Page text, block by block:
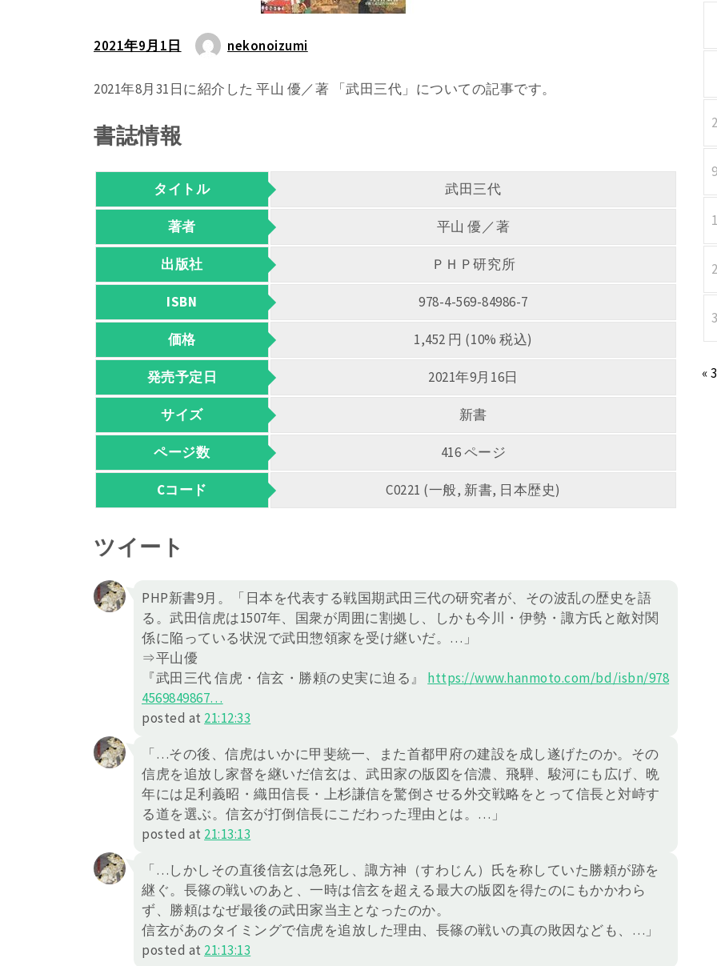
2021年9月1日 nekonoizumi
2021年8月31日に紹介した 平山 優／著 「武田三代」についての記事です。
書誌情報
タイトル 武田三代
著者 平山 優／著
出版社 ＰＨＰ研究所
ISBN 978-4-569-84986-7
価格 1,452 円 (10% 税込)
発売予定日 2021年9月16日
サイズ 新書
ページ数 416 ページ
Cコード C0221 (一般, 新書, 日本歴史)
ツイート
PHP新書9月。「日本を代表する戦国期武田三代の研究者が、その波乱の歴史を語
る。武田信虎は1507年、国衆が周囲に割拠し、しかも今川・伊勢・諏方氏と敵対関
係に陥っている状況で武田惣領家を受け継いだ。…」
⇒平山優
『武田三代 信虎・信玄・勝頼の史実に迫る』 https://www.hanmoto.com/bd/isbn/978
4569849867…
posted at 21:12:33
「…その後、信虎はいかに甲斐統一、また首都甲府の建設を成し遂げたのか。その
信虎を追放し家督を継いだ信玄は、武田家の版図を信濃、飛騨、駿河にも広げ、晩
年には足利義昭・織田信長・上杉謙信を驚倒させる外交戦略をとって信長と対峙す
る道を選ぶ。信玄が打倒信長にこだわった理由とは。…」
posted at 21:13:13
「…しかしその直後信玄は急死し、諏方神（すわじん）氏を称していた勝頼が跡を
継ぐ。長篠の戦いのあと、一時は信玄を超える最大の版図を得たのにもかかわら
ず、勝頼はなぜ最後の武田家当主となったのか。
信玄があのタイミングで信虎を追放した理由、長篠の戦いの真の敗因なども、…」
posted at 21:13:13
«